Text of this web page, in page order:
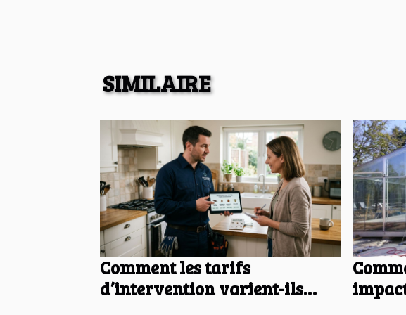
SIMILAIRE
Comment les tarifs
d’intervention varient-ils